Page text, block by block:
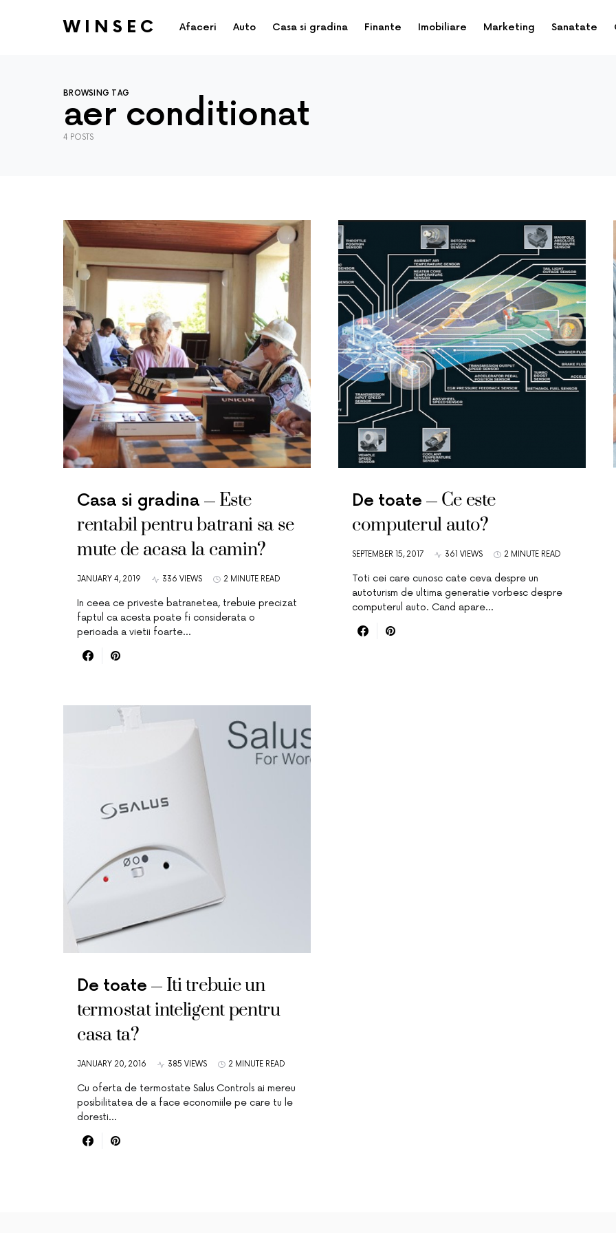
WINSEC Afaceri Auto Casa si gradina Finante Imobiliare Marketing Sanatate
BROWSING TAG
aer conditionat
4 POSTS
Casa si gradina
Este
rentabil pentru batrani sa se
mute de acasa la camin?
JANUARY 4, 2019 336 VIEWS 2 MINUTE READ
In ceea ce priveste batranetea, trebuie precizat
faptul ca acesta poate fi considerata o
perioada a vietii foarte…
De toate
Ce este
computerul auto?
SEPTEMBER 15, 2017 361 VIEWS 2 MINUTE READ
Toti cei care cunosc cate ceva despre un
autoturism de ultima generatie vorbesc despre
computerul auto. Cand apare…
De toate
Iti trebuie un
termostat inteligent pentru
casa ta?
JANUARY 20, 2016 385 VIEWS 2 MINUTE READ
Cu oferta de termostate Salus Controls ai mereu
posibilitatea de a face economiile pe care tu le
doresti…